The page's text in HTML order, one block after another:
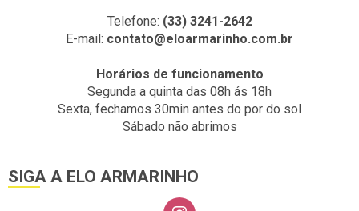
Telefone: (33) 3241-2642
E-mail: contato@eloarmarinho.com.br
Horários de funcionamento
Segunda a quinta das 08h ás 18h
Sexta, fechamos 30min antes do por do sol
Sábado não abrimos
SIGA A ELO ARMARINHO